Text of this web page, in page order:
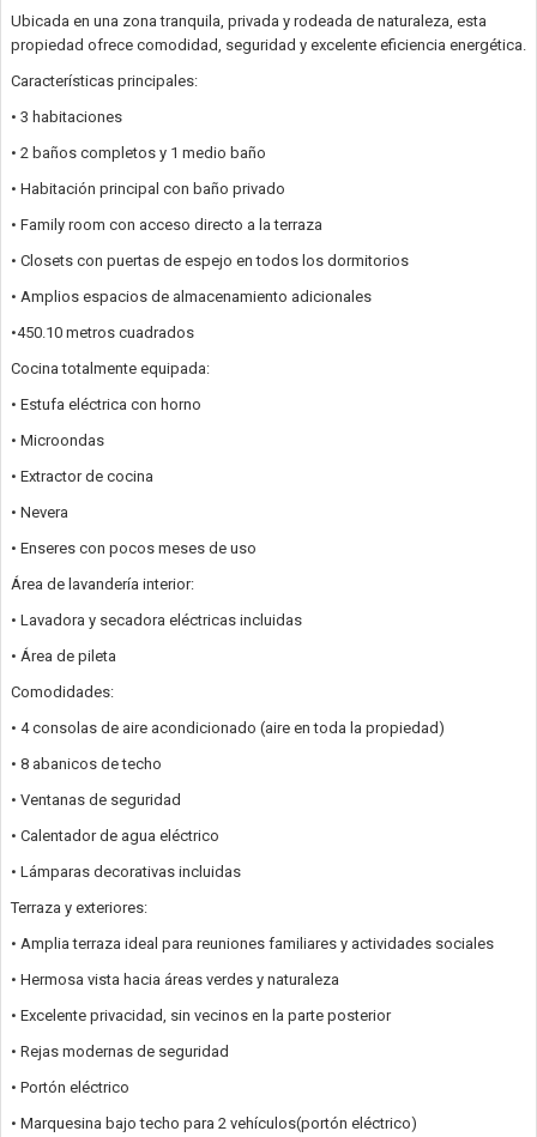
Ubicada en una zona tranquila, privada y rodeada de naturaleza, esta
propiedad ofrece comodidad, seguridad y excelente eficiencia energética.
Características principales:
• 3 habitaciones
• 2 baños completos y 1 medio baño
• Habitación principal con baño privado
• Family room con acceso directo a la terraza
• Closets con puertas de espejo en todos los dormitorios
• Amplios espacios de almacenamiento adicionales
•450.10 metros cuadrados
Cocina totalmente equipada:
• Estufa eléctrica con horno
• Microondas
• Extractor de cocina
• Nevera
• Enseres con pocos meses de uso
Área de lavandería interior:
• Lavadora y secadora eléctricas incluidas
• Área de pileta
Comodidades:
• 4 consolas de aire acondicionado (aire en toda la propiedad)
• 8 abanicos de techo
• Ventanas de seguridad
• Calentador de agua eléctrico
• Lámparas decorativas incluidas
Terraza y exteriores:
• Amplia terraza ideal para reuniones familiares y actividades sociales
• Hermosa vista hacia áreas verdes y naturaleza
• Excelente privacidad, sin vecinos en la parte posterior
• Rejas modernas de seguridad
• Portón eléctrico
• Marquesina bajo techo para 2 vehículos(portón eléctrico)